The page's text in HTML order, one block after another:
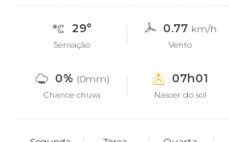
29°
Sensação
0.77 km/h
Vento
0% (0mm)
Chance chuva
07h01
Nascer do sol